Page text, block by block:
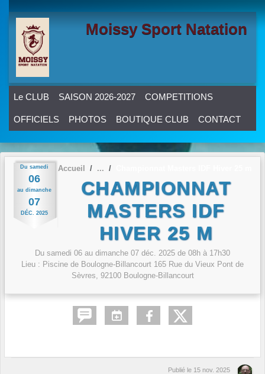
Moissy Sport Natation
Le CLUB SAISON 2026-2027 COMPETITIONS
OFFICIELS PHOTOS BOUTIQUE CLUB CONTACT
Du samedi
06
au dimanche
07
DÉC. 2025
Accueil
CHAMPIONNAT
MASTERS IDF
HIVER 25 M
Du samedi 06 au dimanche 07 déc. 2025 de 08h à 17h30
Lieu : Piscine de Boulogne-Billancourt 165 Rue du Vieux Pont de
Sèvres, 92100 Boulogne-Billancourt
Publié le 15 nov. 2025